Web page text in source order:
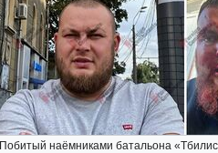
Побитый наёмниками батальона